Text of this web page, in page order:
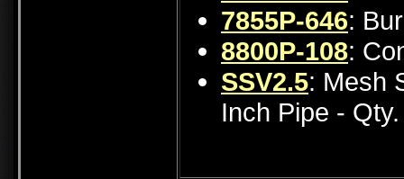
7855P-646:
8800P-108:
SSV2.5: Mesh
Inch Pipe -